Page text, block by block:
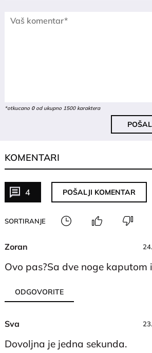
*otkucano 0od ukupno 1500 karaktera
KOMENTARI
4 POŠALJI KOMENTAR
SORTIRANJE
Zoran
Ovo pas?Sa dve noge kaputom
ODGOVORITE
Sva
Dovoljna je jedna sekunda.